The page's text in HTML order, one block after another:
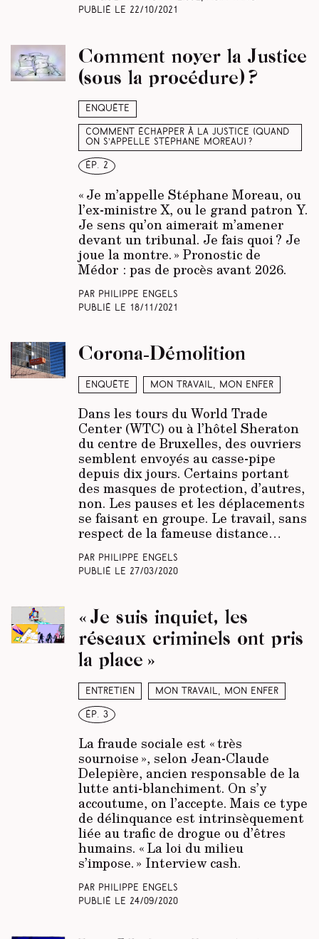
Publié le 22/10/2021
Enquête
Comment échapper à la Justice (quand
on s’appelle Stéphane Moreau) ?
ép. 2
Comment noyer la Justice
(sous la procédure) ?
« Je m’appelle Stéphane Moreau, ou
l’ex-ministre X, ou le grand patron Y.
Je sens qu’on aimerait m’amener
devant un tribunal. Je fais quoi ? Je
joue la montre. » Pronostic de
Médor : pas de procès avant 2026.
Par Philippe Engels
Publié le 18/11/2021
Enquête Mon travail, mon enfer
Corona-Démolition
Dans les tours du World Trade
Center (WTC) ou à l’hôtel Sheraton
du centre de Bruxelles, des ouvriers
semblent envoyés au casse-pipe
depuis dix jours. Certains portant
des masques de protection, d’autres,
non. Les pauses et les déplacements
se faisant en groupe. Le travail, sans
respect de la fameuse distance…
Par Philippe Engels
Publié le 27/03/2020
Entretien Mon travail, mon enfer
ép. 3
« Je suis inquiet, les
réseaux criminels ont pris
la place »
La fraude sociale est « très
sournoise », selon Jean-Claude
Delepière, ancien responsable de la
lutte anti-blanchiment. On s’y
accoutume, on l’accepte. Mais ce type
de délinquance est intrinsèquement
liée au trafic de drogue ou d’êtres
humains. « La loi du milieu
s’impose. » Interview cash.
Par Philippe Engels
Publié le 24/09/2020